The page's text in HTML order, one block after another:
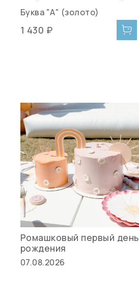
Буква "А" (золото)
1 430 ₽
Ромашковый первый день
рождения
07.08.2026